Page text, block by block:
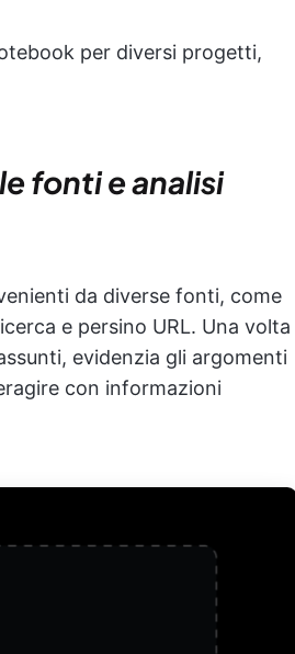
per diversi progetti,
fonti e analisi
da diverse fonti, come
e persino URL. Una volta
evidenzia gli argomenti
con informazioni